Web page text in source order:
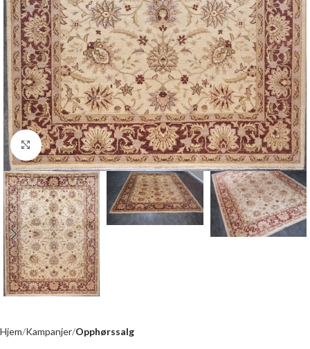
Click to enlarge
Hjem Kampanjer Opphørssalg